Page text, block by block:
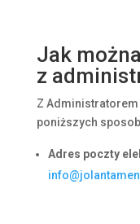
Jak
z
Z Administratorem
poniższych
Adres poczty